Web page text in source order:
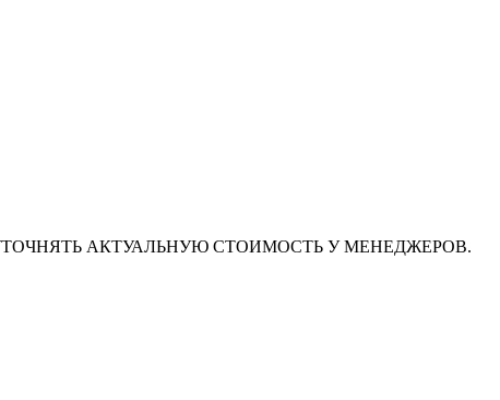
АКТУАЛЬНУЮ СТОИМОСТЬ У МЕНЕДЖЕРОВ.